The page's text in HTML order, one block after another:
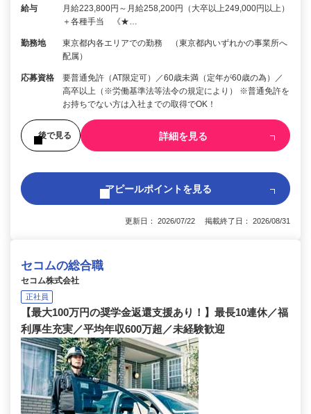
給与
月給223,800円～月給258,200円（大卒以上249,000円以上）
＋各種手当 《★…
勤務地
東京都内各エリアでの勤務 （東京都内いずれかの事業所へ
配属）
応募資格
要普通免許（AT限定可）／60歳未満（定年が60歳の為）／
高卒以上（※労働基準法等法令の規定により） ※普通免許を
お持ちでない方は入社までの取得でOK！
後で見る 詳細を見る
アピールポイントを見る
更新日： 2026/07/22 掲載終了日： 2026/08/31
セコムの総合職
セコム株式会社
正社員
【最大100万円の奨学金返還支援あり！】最長10連休／福
利厚生充実／平均年収600万超／未経験歓迎